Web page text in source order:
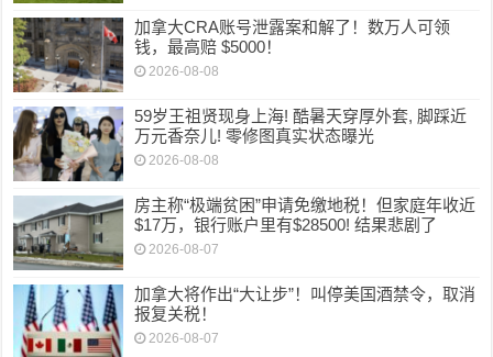
加拿大CRA账号泄露案和解了！数万人可领
钱，最高赔 $5000！
2026-08-08
59岁王祖贤现身上海! 酷暑天穿厚外套, 脚踩近
万元香奈儿! 零修图真实状态曝光
2026-08-08
房主称“极端贫困”申请免缴地税！但家庭年收近
$17万，银行账户里有$28500! 结果悲剧了
2026-08-07
加拿大将作出“大让步”！叫停美国酒禁令，取消
报复关税！
2026-08-07